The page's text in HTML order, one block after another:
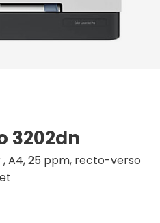
3202dn
A4, 25 ppm, recto-verso